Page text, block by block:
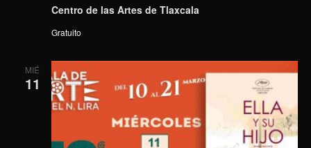
Centro de las Artes de Tlaxcala
Gratuito
MIÉ
11